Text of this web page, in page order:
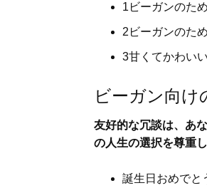
1ビーガンのた
2ビーガンのた
3甘くてかわい
ビーガン向け
友好的な冗談は、あ
の人生の選択を尊重
誕生日おめでと